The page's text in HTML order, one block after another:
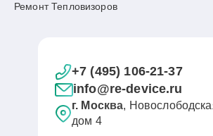
Ремонт Тепловизоров
+7 (495) 106-21-37
info@re-device.ru
г. Москва,
дом 4